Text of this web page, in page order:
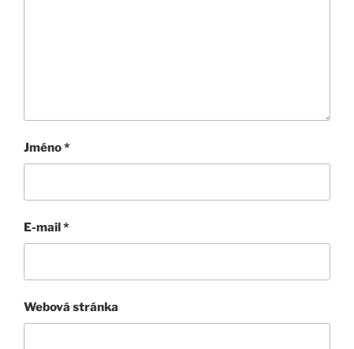
Jméno*
E-mail*
Webová stránka